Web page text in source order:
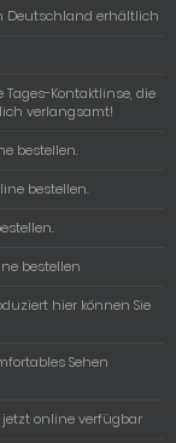
Deutschland erhältlich
Tages-Kontaktlinse, die
verlangsamt!
bestellen.
bestellen.
bestellen
hier können Sie
Sehen
online verfügbar